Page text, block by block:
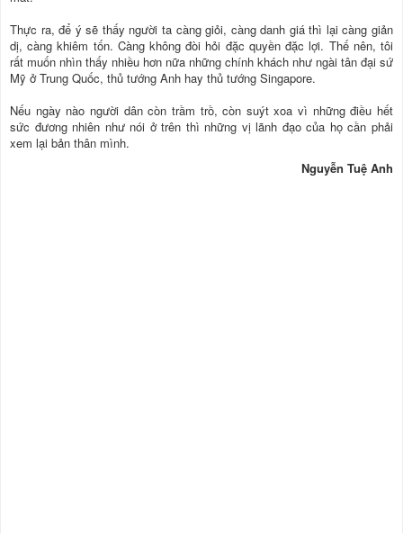
Thực ra, để ý sẽ thấy người ta càng giỏi, càng danh giá thì lại càng giản
dị, càng khiêm tốn. Càng không đòi hỏi đặc quyền đặc lợi. Thế nên, tôi
rất muốn nhìn thấy nhiều hơn nữa những chính khách như ngài tân đại sứ
Mỹ ở Trung Quốc, thủ tướng Anh hay thủ tướng Singapore.
Nếu ngày nào người dân còn trầm trồ, còn suýt xoa vì những điều hết
sức đương nhiên như nói ở trên thì những vị lãnh đạo của họ cần phải
xem lại bản thân mình.
Nguyễn Tuệ Anh